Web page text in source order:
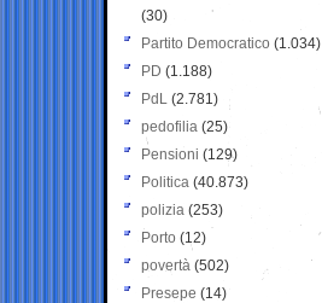
(30)
Partito Democratico (1.034)
PD (1.188)
PdL (2.781)
pedofilia (25)
Pensioni (129)
Politica (40.873)
polizia (253)
Porto (12)
povertà (502)
Presepe (14)